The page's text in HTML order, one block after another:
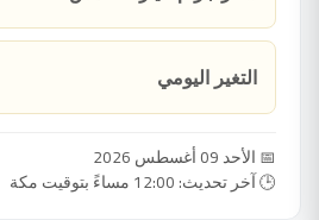
التغير اليومي
📅 الأحد 09 أغسطس 2026
🕒 آخر تحديث: 12:00 مساءً بتوقيت مكة